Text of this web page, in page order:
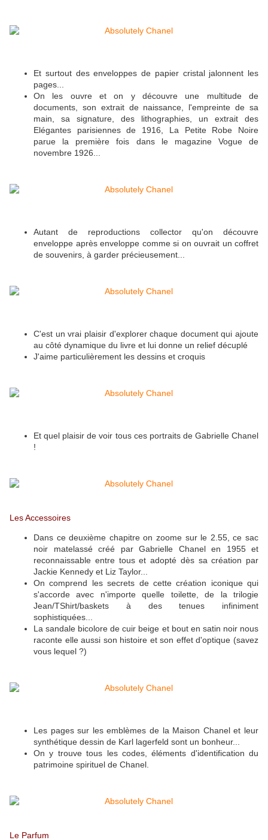
Et surtout des enveloppes de papier cristal jalonnent les
pages...
On les ouvre et on y découvre une multitude de
documents, son extrait de naissance, l'empreinte de sa
main, sa signature, des lithographies, un extrait des
Elégantes parisiennes de 1916, La Petite Robe Noire
parue la première fois dans le magazine Vogue de
novembre 1926...
Autant de reproductions collector qu'on découvre
enveloppe après enveloppe comme si on ouvrait un coffret
de souvenirs, à garder précieusement...
C'est un vrai plaisir d'explorer chaque document qui ajoute
au côté dynamique du livre et lui donne un relief décuplé
J'aime particulièrement les dessins et croquis
Et quel plaisir de voir tous ces portraits de Gabrielle Chanel
!
Les Accessoires
Dans ce deuxième chapitre on zoome sur le 2.55, ce sac
noir matelassé créé par Gabrielle Chanel en 1955 et
reconnaissable entre tous et adopté dès sa création par
Jackie Kennedy et Liz Taylor...
On comprend les secrets de cette création iconique qui
s'accorde avec n'importe quelle toilette, de la trilogie
Jean/TShirt/baskets à des tenues infiniment
sophistiquées...
La sandale bicolore de cuir beige et bout en satin noir nous
raconte elle aussi son histoire et son effet d'optique (savez
vous lequel ?)
Les pages sur les emblèmes de la Maison Chanel et leur
synthétique dessin de Karl lagerfeld sont un bonheur...
On y trouve tous les codes, éléments d'identification du
patrimoine spirituel de Chanel.
Le Parfum